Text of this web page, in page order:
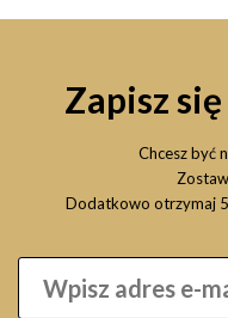
Zapisz
Chcesz być
Dodatkowo otrzymaj